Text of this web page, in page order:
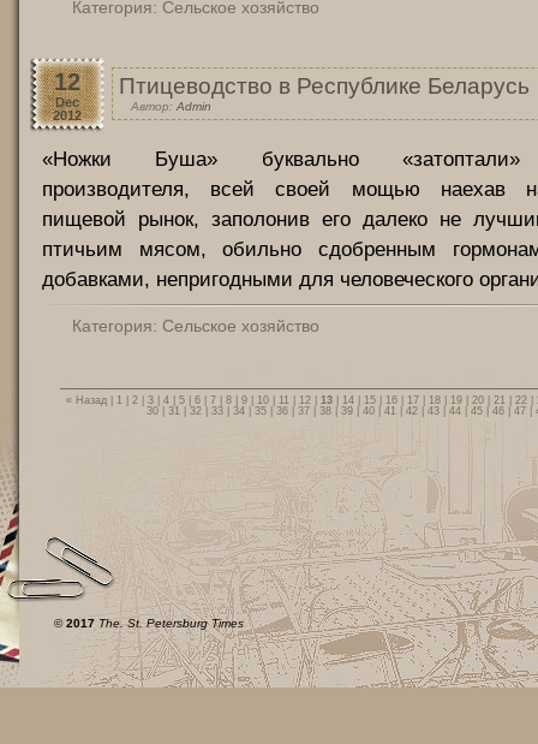
Категория: Сельское хозяйство
12
Dec
2012
Птицеводство в Республике Беларусь
Автор: Admin
«Ножки Буша» буквально «затоптали»
производителя, всей своей мощью наехав
пищевой рынок, заполонив его далеко не
птичьим мясом, обильно сдобренным
добавками, непригодными для человеческого
Категория: Сельское хозяйство
« Назад 1 2 3 4 5 6 7 8 9 10 11 12 13 14 15 16 17 18 19 20 21 22
30
31 32 33 34 35 36 37 38 39 40 41 42 43 44 45 46 47
©2017 The. St. Petersburg Times